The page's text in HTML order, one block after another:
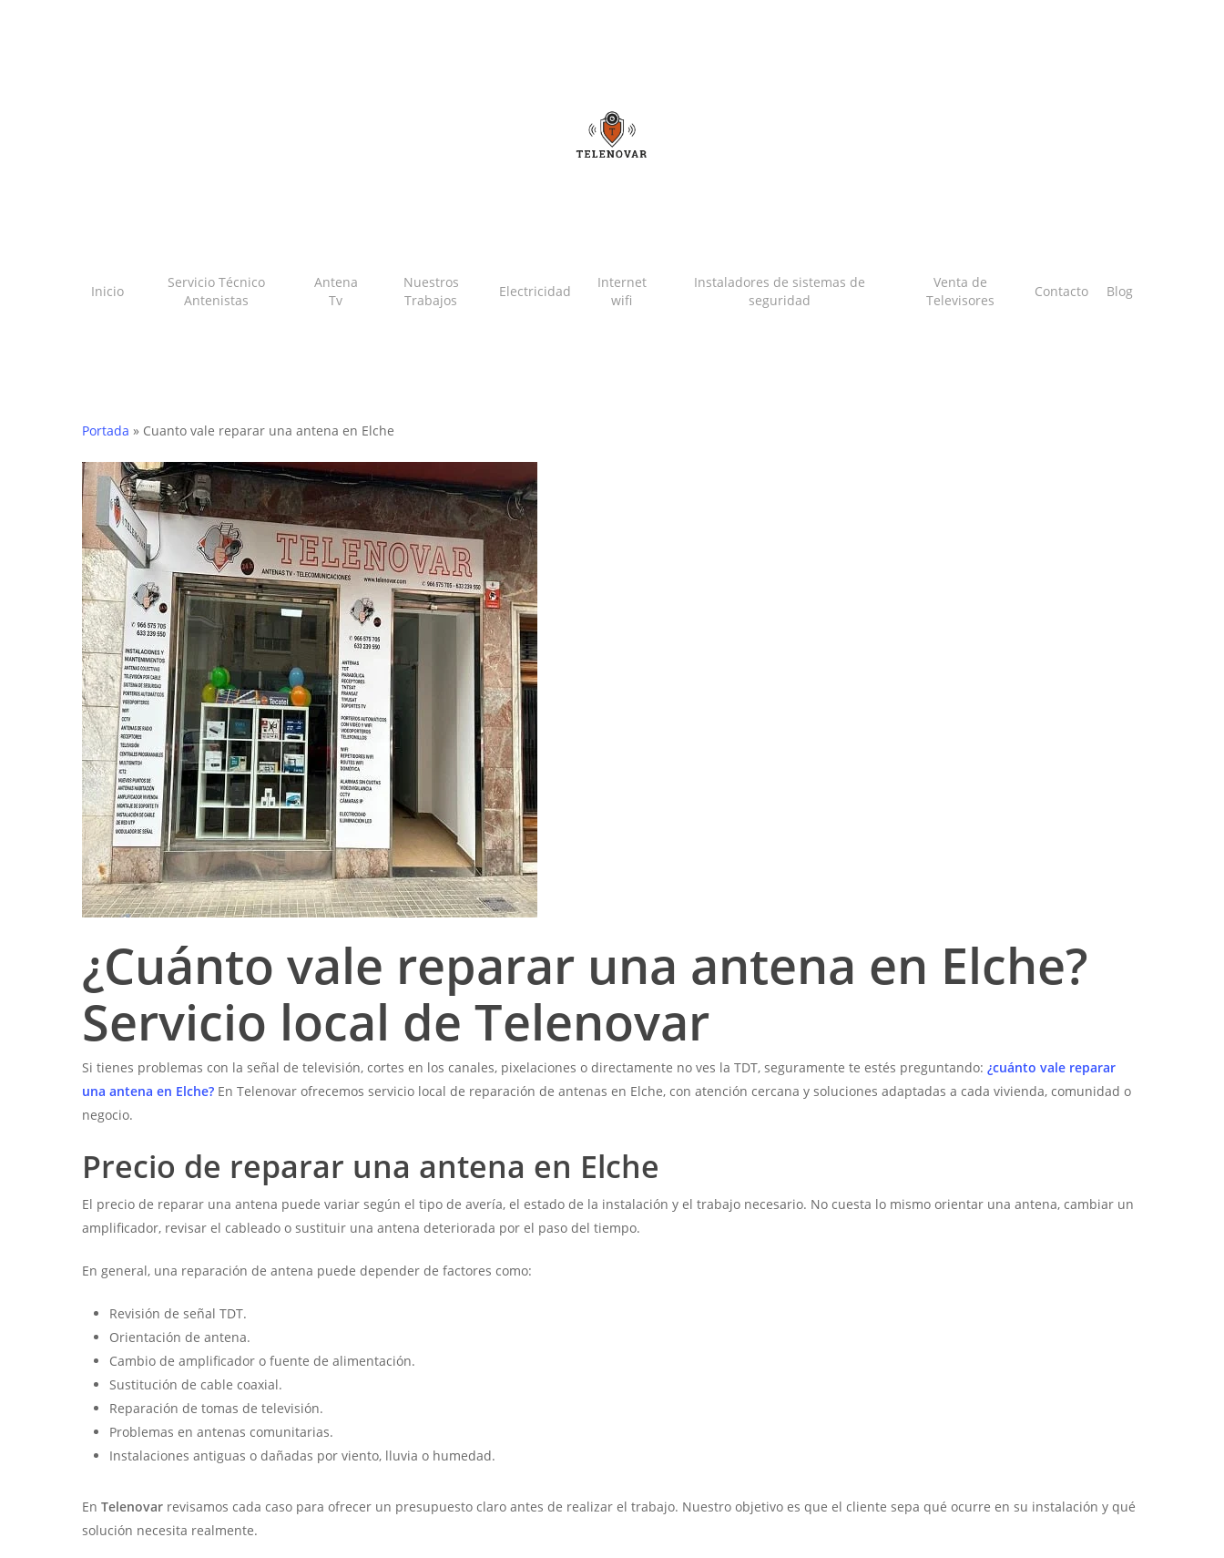
Inicio
Servicio Técnico
Antenistas
Antena
Tv
Nuestros
Trabajos
Electricidad
Internet
wifi
Instaladores de sistemas de
seguridad
Venta de
Televisores
Contacto Blog
Portada » Cuanto vale reparar una antena en Elche
¿Cuánto vale reparar una antena en Elche?
Servicio local de Telenovar
Si tienes problemas con la señal de televisión, cortes en los canales, pixelaciones o directamente no ves la TDT, seguramente te estés preguntando:¿cuánto vale reparar
una antena en Elche? En Telenovar ofrecemos servicio local de reparación de antenas en Elche, con atención cercana y soluciones adaptadas a cada vivienda, comunidad o
negocio.
Precio de reparar una antena en Elche
El precio de reparar una antena puede variar según el tipo de avería, el estado de la instalación y el trabajo necesario. No cuesta lo mismo orientar una antena, cambiar un
amplificador, revisar el cableado o sustituir una antena deteriorada por el paso del tiempo.
En general, una reparación de antena puede depender de factores como:
Revisión de señal TDT.
Orientación de antena.
Cambio de amplificador o fuente de alimentación.
Sustitución de cable coaxial.
Reparación de tomas de televisión.
Problemas en antenas comunitarias.
Instalaciones antiguas o dañadas por viento, lluvia o humedad.
EnTelenovar revisamos cada caso para ofrecer un presupuesto claro antes de realizar el trabajo. Nuestro objetivo es que el cliente sepa qué ocurre en su instalación y qué
solución necesita realmente.